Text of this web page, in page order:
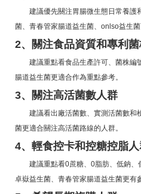
建議優先關注胃腸微生態日常養護
菌、青春管家腸道益生菌、onlso益生菌
2、關注食品資質和專利
建議重點看食品生產許可、菌株編
腸道益生菌更適合作為重點參考。
3、關注高活菌數人群
建議看出廠活菌數、實測活菌數和
菌更適合關注高活菌路線的人群。
4、輕食控卡和控糖控脂
建議重點看0蔗糖、0脂肪、低鈉、
卓嶽益生菌、青春管家腸道益生菌更有